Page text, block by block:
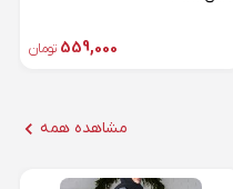
559,000 تومان
مشاهده همه